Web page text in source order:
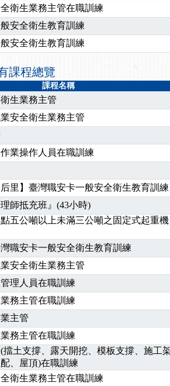
課程】碳中和核心職能系列課程資訊
研習】115年製造業危害預防職場安衛法令
心公告】因應颱風來襲，若遇停班停課消息
人才投資】06/03-06/08堆高機課程，政府出
安全評估人員】開課囉
公告】颱風假11/12停班停課
公告】因應颱風來襲，若遇停班停課消息 補
課程】2026年，課程意見蒐集~
課程】SDS格式百百種？專業講師帶您判斷
公告】因應颱風來襲，若遇停班停課消息 補
公告】颱風假114/07/07停班停課
課程】前導課程推出公告！
課程】要怎麼進修自我？課程百百種選擇好
氣體製造安全主任」、「隧道等襯砌作業主
研習】115年製造業危害預防職場安衛法令
公告】因應颱風來襲，若遇停班停課消息 補
人才投資】06/03-06/08堆高機課程，政府出
安全評估人員】開課囉
公告】颱風假11/12停班停課
公告】因應颱風來襲，若遇停班停課消息 補
課程】2026年，課程意見蒐集~
課程】SDS格式百百種？專業講師帶您判斷
公告】因應颱風來襲，若遇停班停課消息 補
公告】颱風假114/07/07停班停課
衛生業務主管在職訓練
安全衛生教育訓練
安全衛生教育訓練
課程總覽
課程名稱
生業務主管
安全衛生業務主管
業操作人員在職訓練
后里】臺灣職安卡一般安全衛生教育訓練
理師抵充班』(43小時)
五公噸以上未滿三公噸之固定式起重機
灣職安卡一般安全衛生教育訓練
安全衛生業務主管
理人員在職訓練
務主管在職訓練
主管
務主管在職訓練
擋土支撐、露天開挖、模板支撐、施工
、屋頂)在職訓練
衛生業務主管在職訓練